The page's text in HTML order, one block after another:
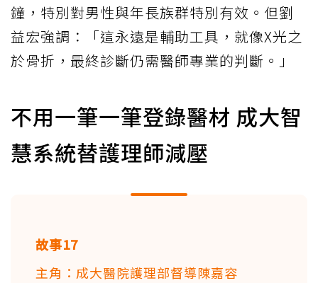
鐘，特別對男性與年長族群特別有效。但劉
益宏強調：「這永遠是輔助工具，就像X光之
於骨折，最終診斷仍需醫師專業的判斷。」
不用一筆一筆登錄醫材 成大智
慧系統替護理師減壓
故事17
主角：成大醫院護理部督導陳嘉容